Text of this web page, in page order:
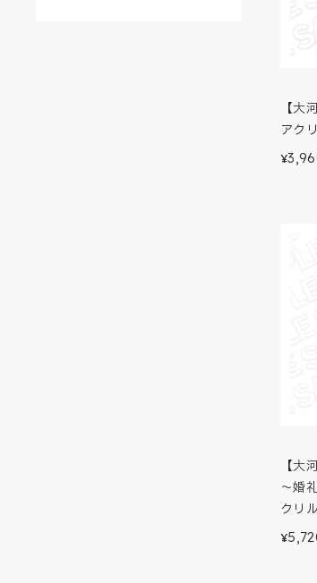
【大
アク
¥
【大
～婚
クリ
¥